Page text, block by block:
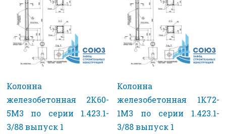
Колонна
железобетонная 2К60-
5М3 по серии 1.423.1-
3/88 выпуск 1
Колонна
железобетонная 1К72-
1М3 по серии 1.423.1-
3/88 выпуск 1